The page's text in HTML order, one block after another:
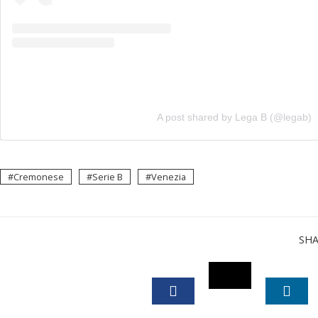
A post shared by Lega B (@legab)
Cremonese Serie B Venezia
TWITTER